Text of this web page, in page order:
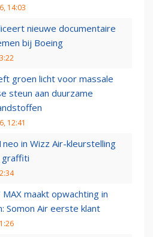
14:03
nieuwe documentaire
bij Boeing
groen licht voor massale
steun aan duurzame
12:41
in Wizz Air-kleurstelling
graffiti
maakt opwachting in
Somon Air eerste klant